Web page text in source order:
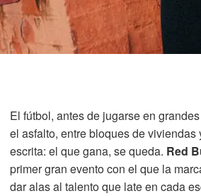
El fútbol, antes de jugarse en
el asfalto, entre bloques de
escrita: el que gana, se queda. Red
primer gran evento con el que la
dar alas al talento que late en cada